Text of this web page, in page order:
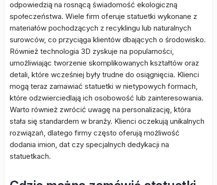
odpowiedzią na rosnącą świadomość ekologiczną
społeczeństwa. Wiele firm oferuje statuetki wykonane z
materiałów pochodzących z recyklingu lub naturalnych
surowców, co przyciąga klientów dbających o środowisko.
Również technologia 3D zyskuje na popularności,
umożliwiając tworzenie skomplikowanych kształtów oraz
detali, które wcześniej były trudne do osiągnięcia. Klienci
mogą teraz zamawiać statuetki w nietypowych formach,
które odzwierciedlają ich osobowość lub zainteresowania.
Warto również zwrócić uwagę na personalizację, która
stała się standardem w branży. Klienci oczekują unikalnych
rozwiązań, dlatego firmy często oferują możliwość
dodania imion, dat czy specjalnych dedykacji na
statuetkach.